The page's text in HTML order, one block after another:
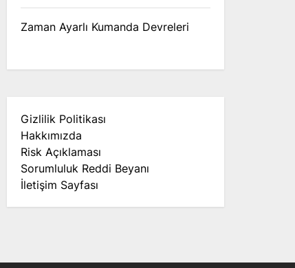
Zaman Ayarlı Kumanda Devreleri
Gizlilik Politikası
Hakkımızda
Risk Açıklaması
Sorumluluk Reddi Beyanı
İletişim Sayfası